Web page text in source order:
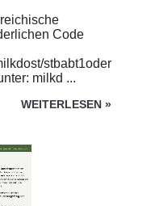
Code
stbabt1oder
milkd ...
WEITERLESEN »